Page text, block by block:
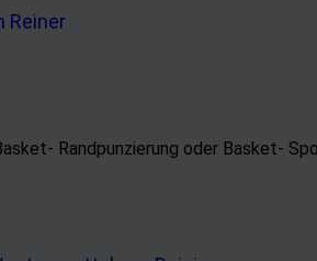
Randpunzierung oder Basket-